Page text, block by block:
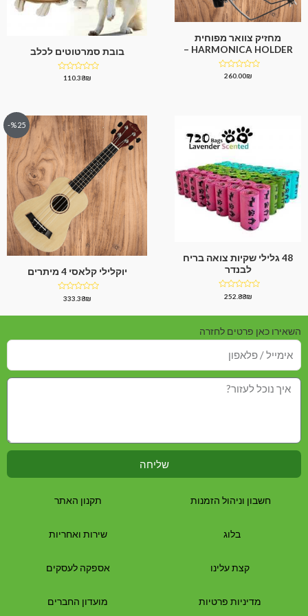
מחזיק צוואר מפוחית
HARMONICA HOLDER –
דורג260.00₪
בובת סמרטוטים לכלב
דורג110.38₪
48 גלילי שקיות צואה בריח
לבנדר
דורג
5
252.88₪
%25-
יוקלילי קלאסי 4 מיתרים
דורג333.38₪
השאירו כאן פרטים לחזרה
שליחה
חשבון וניהול הזמנות
בלוג
קצת עלינו
מדיניות פרטיות
תקנון האתר
שירות ואחריות
אספקה לעסקים
מועדון החברים